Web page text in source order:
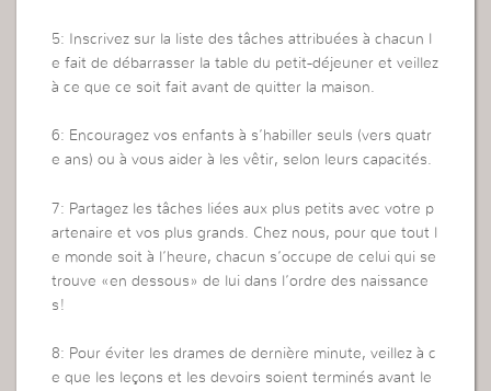
5: Inscrivez sur la liste des tâches attribuées à chacun l
e fait de débarrasser la table du petit-déjeuner et veillez
à ce que ce soit fait avant de quitter la maison.
6: Encouragez vos enfants à s’habiller seuls (vers quatr
e ans) ou à vous aider à les vêtir, selon leurs capacités.
7: Partagez les tâches liées aux plus petits avec votre p
artenaire et vos plus grands. Chez nous, pour que tout l
e monde soit à l’heure, chacun s’occupe de celui qui se
trouve «en dessous» de lui dans l’ordre des naissance
s!
8: Pour éviter les drames de dernière minute, veillez à c
e que les leçons et les devoirs soient terminés avant le